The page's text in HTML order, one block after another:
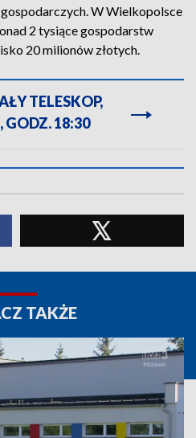
W Wielkopolsce
2 tysiące gospodarstw
20 milionów złotych.
TELESKOP,
GODZ. 18:30
TAKŻE